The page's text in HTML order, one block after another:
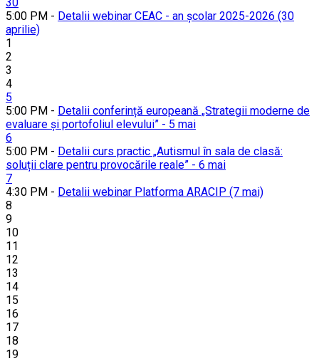
5:00 PM - Detalii webinar CEAC - an școlar 2025-2026 (30
aprilie)
1
2
3
4
5
5:00 PM - Detalii conferință europeană „Strategii moderne de
evaluare și portofoliul elevului” - 5 mai
6
5:00 PM - Detalii curs practic „Autismul în sala de clasă:
soluții clare pentru provocările reale” - 6 mai
7
4:30 PM - Detalii webinar Platforma ARACIP (7 mai)
8
9
10
11
12
13
14
15
16
17
18
19